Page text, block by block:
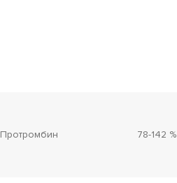
Протромбин 78-142 %